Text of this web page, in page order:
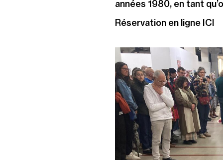
années 1980, en tant
Réservation en ligne ICI